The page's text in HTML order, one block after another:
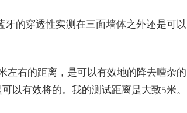
的穿透性实测在三面墙体之外还是可以
左右的距离，是可以有效地的降去嘈杂的
以有效将的。我的测试距离是大致5米。